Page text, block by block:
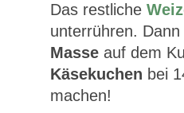
Das restliche
unterrühren.
Masse auf dem
Käsekuchen bei
machen!